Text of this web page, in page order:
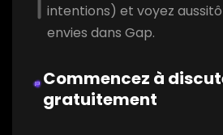
intentions) et voyez
envies dans Gap.
Commencez à
gratuitement